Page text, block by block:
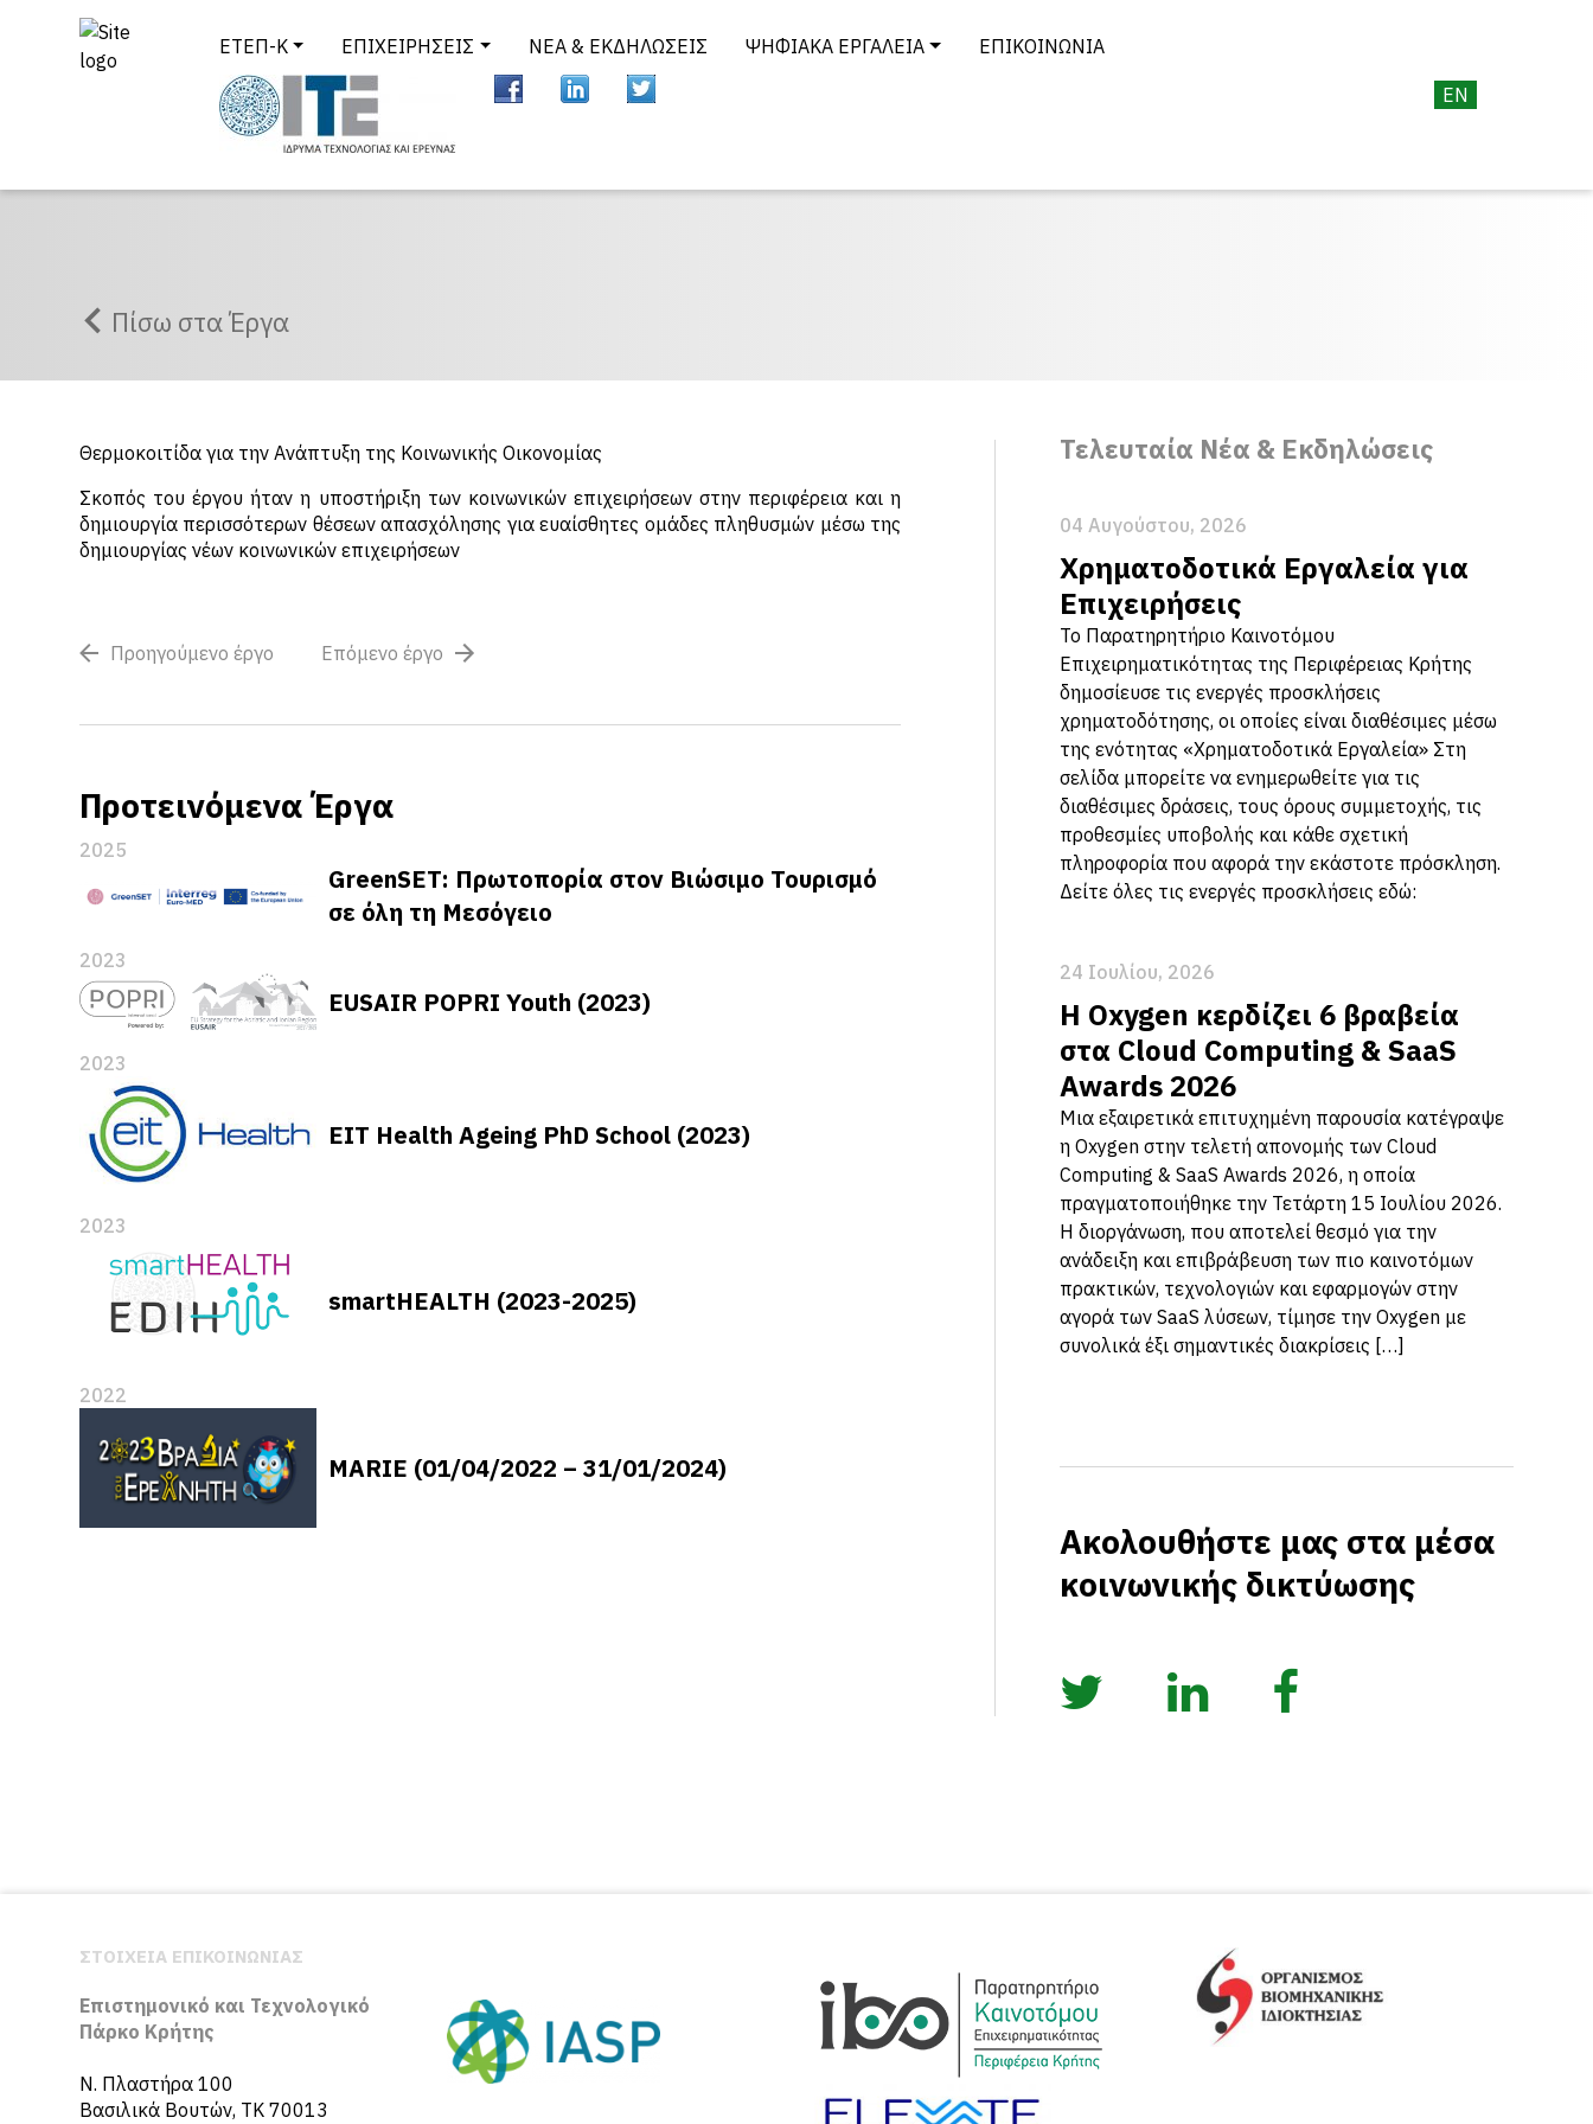
ΕΤΕΠ-Κ ΕΠΙΧΕΙΡΗΣΕΙΣ ΝΈΑ & ΕΚΔΗΛΏΣΕΙΣ ΨΗΦΙΑΚΆ ΕΡΓΑΛΕΊΑ ΕΠΙΚΟΙΝΩΝΊΑ
EN
Πίσω στα Έργα
Θερμοκοιτίδα για την Ανάπτυξη της Κοινωνικής Οικονομίας
Σκοπός του έργου ήταν η υποστήριξη των κοινωνικών επιχειρήσεων στην περιφέρεια και η
δημιουργία περισσότερων θέσεων απασχόλησης για ευαίσθητες ομάδες πληθυσμών μέσω της
δημιουργίας νέων κοινωνικών επιχειρήσεων
Προηγούμενο έργο Επόμενο έργο
Προτεινόμενα Έργα
2025
GreenSET: Πρωτοπορία στον Βιώσιμο Τουρισμό
σε όλη τη Μεσόγειο
2023
EUSAIR POPRI Youth (2023)
2023
EIT Health Ageing PhD School (2023)
2023
smartHEALTH (2023-2025)
2022
MARIE (01/04/2022 – 31/01/2024)
Τελευταία Νέα & Εκδηλώσεις
04 Αυγούστου, 2026
Χρηματοδοτικά Εργαλεία για
Επιχειρήσεις
Το Παρατηρητήριο Καινοτόμου
Επιχειρηματικότητας της Περιφέρειας Κρήτης
δημοσίευσε τις ενεργές προσκλήσεις
χρηματοδότησης, οι οποίες είναι διαθέσιμες μέσω
της ενότητας «Χρηματοδοτικά Εργαλεία» Στη
σελίδα μπορείτε να ενημερωθείτε για τις
διαθέσιμες δράσεις, τους όρους συμμετοχής, τις
προθεσμίες υποβολής και κάθε σχετική
πληροφορία που αφορά την εκάστοτε πρόσκληση.
Δείτε όλες τις ενεργές προσκλήσεις εδώ:
24 Ιουλίου, 2026
Η Oxygen κερδίζει 6 βραβεία
στα Cloud Computing & SaaS
Awards 2026
Μια εξαιρετικά επιτυχημένη παρουσία κατέγραψε
η Oxygen στην τελετή απονομής των Cloud
Computing & SaaS Awards 2026, η οποία
πραγματοποιήθηκε την Τετάρτη 15 Ιουλίου 2026.
Η διοργάνωση, που αποτελεί θεσμό για την
ανάδειξη και επιβράβευση των πιο καινοτόμων
πρακτικών, τεχνολογιών και εφαρμογών στην
αγορά των SaaS λύσεων, τίμησε την Oxygen με
συνολικά έξι σημαντικές διακρίσεις […]
Ακολουθήστε μας στα μέσα
κοινωνικής δικτύωσης
ΣΤΟΙΧΕΙΑ ΕΠΙΚΟΙΝΩΝΙΑΣ
Επιστημονικό και Τεχνολογικό
Πάρκο Κρήτης
N. Πλαστήρα 100
Βασιλικά Βουτών, ΤΚ 70013